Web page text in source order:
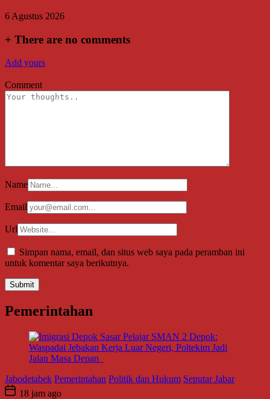
6 Agustus 2026
+ There are no comments
Add yours
Comment
Name
Email
Url
Simpan nama, email, dan situs web saya pada peramban ini
untuk komentar saya berikutnya.
Pemerintahan
Jabodetabek Pemerintahan Politik dan Hukum Seputar Jabar
18 jam ago